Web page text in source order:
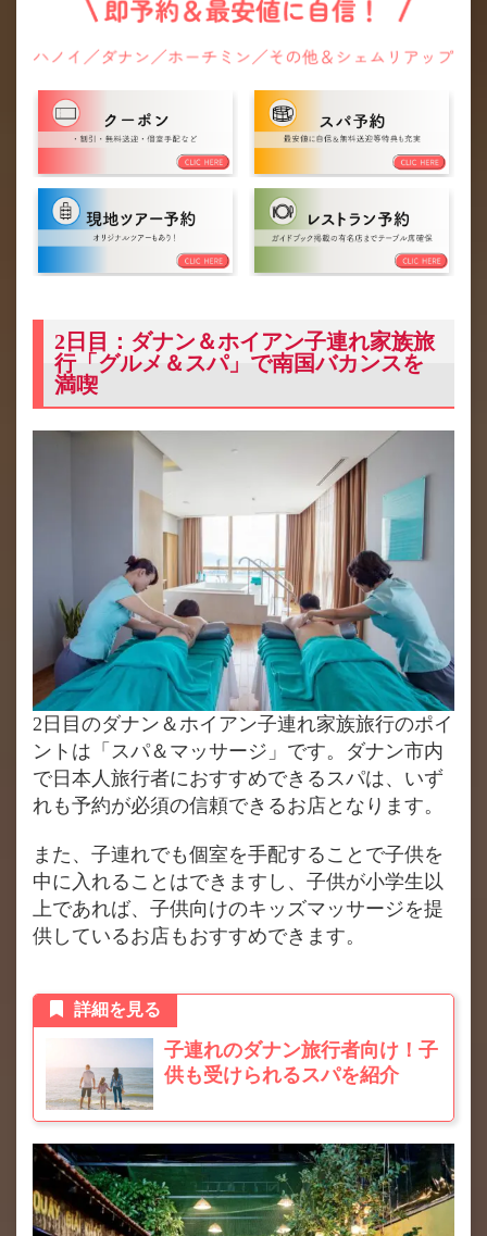
2日目：ダナン＆ホイアン子連れ家族旅
行「グルメ＆スパ」で南国バカンスを
満喫
2日目のダナン＆ホイアン子連れ家族旅行のポイ
ントは「スパ＆マッサージ」です。ダナン市内
で日本人旅行者におすすめできるスパは、いず
れも予約が必須の信頼できるお店となります。
また、子連れでも個室を手配することで子供を
中に入れることはできますし、子供が小学生以
上であれば、子供向けのキッズマッサージを提
供しているお店もおすすめできます。
子連れのダナン旅行者向け！子
供も受けられるスパを紹介
詳細を見る